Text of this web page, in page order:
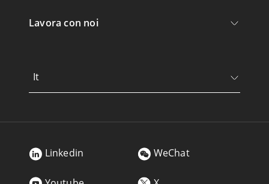
Lavora con noi
It
Linkedin WeChat